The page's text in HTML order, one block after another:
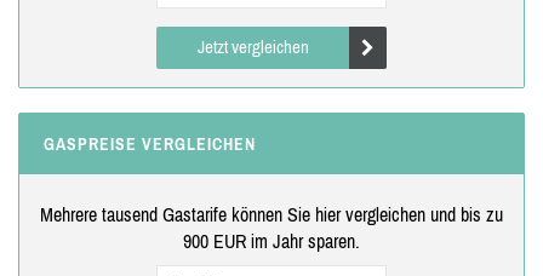
Jetzt vergleichen
GASPREISE VERGLEICHEN
Mehrere tausend Gastarife können Sie hier vergleichen und bis zu
900 EUR im Jahr sparen.